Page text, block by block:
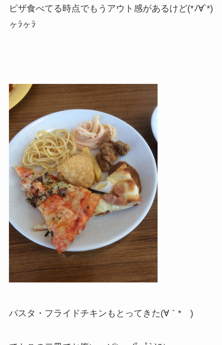
ピザ食べてる時点でもうアウト感があるけど(*ﾉ∀`*)
ヶﾗヶﾗ
パスタ・フライドチキンもとってきた(∀｀*ゞ)